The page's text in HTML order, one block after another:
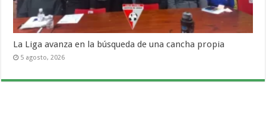
La Liga avanza en la búsqueda de una cancha propia
5 agosto, 2026